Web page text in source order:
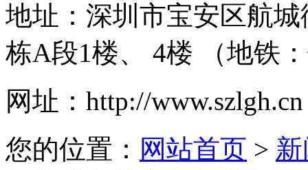
地址： 深圳市宝安区航
栋A段1楼、 4楼 （地铁
网址： http://www.szlgh.cn
您的位置： 网站首页 >